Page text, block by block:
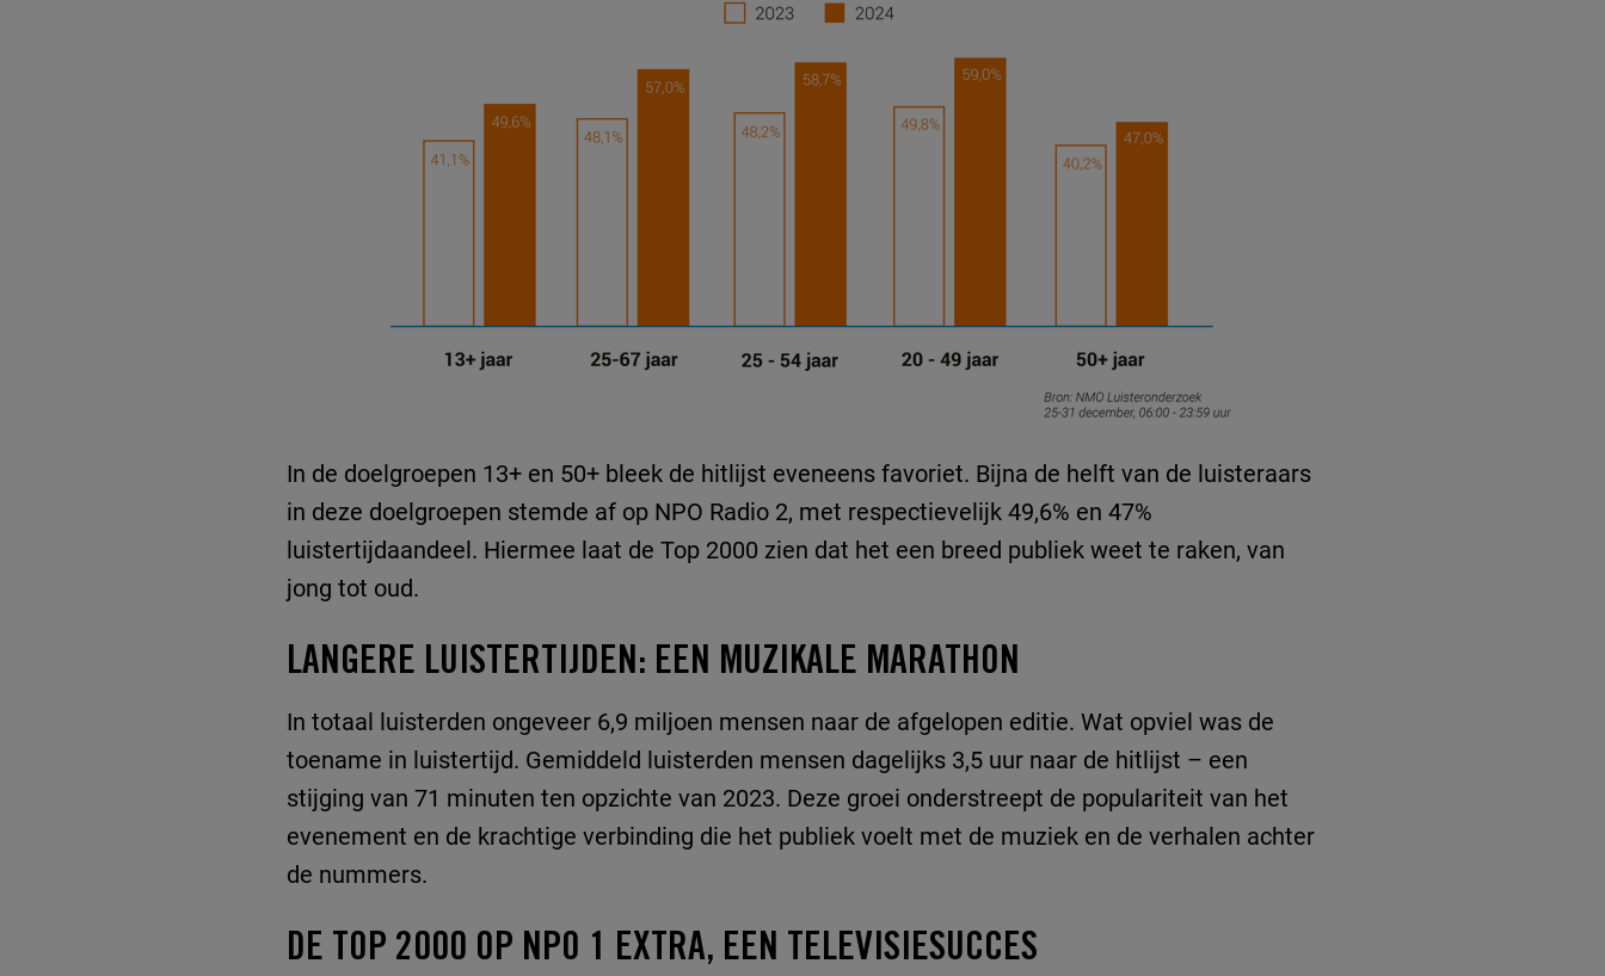
In de doelgroepen 13+ en 50+ bleek de hitlijst eveneens favoriet. Bijna de helft van de luisteraars
in deze doelgroepen stemde af op NPO Radio 2, met respectievelijk 49,6% en 47%
luistertijdaandeel. Hiermee laat de Top 2000 zien dat het een breed publiek weet te raken, van
jong tot oud.
LANGERE LUISTERTIJDEN: EEN MUZIKALE MARATHON
In totaal luisterden ongeveer 6,9 miljoen mensen naar de afgelopen editie. Wat opviel was de
toename in luistertijd. Gemiddeld luisterden mensen dagelijks 3,5 uur naar de hitlijst – een
stijging van 71 minuten ten opzichte van 2023. Deze groei onderstreept de populariteit van het
evenement en de krachtige verbinding die het publiek voelt met de muziek en de verhalen achter
de nummers.
DE TOP 2000 OP NPO 1 EXTRA, EEN TELEVISIESUCCES